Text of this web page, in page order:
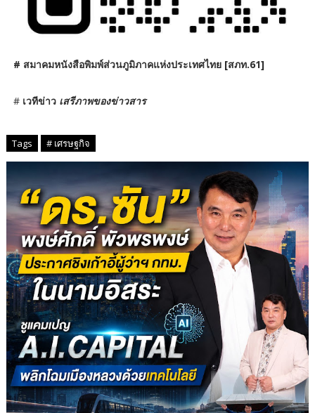
# สมาคมหนังสือพิมพ์ส่วนภูมิภาคแห่งประเทศไทย [สภท.61]
# เวทีข่าว เสรีภาพของข่าวสาร
Tags # เศรษฐกิจ